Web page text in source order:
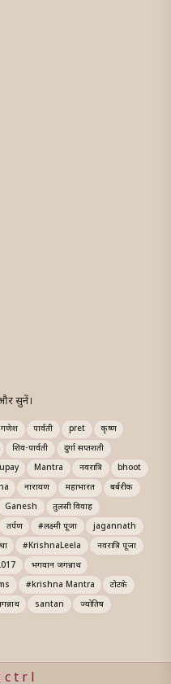
और सुनें।
गणेश पार्वती pret
कृष्ण
शिव-पार्वती
दुर्गा सप्तशती
upay Mantra नवरात्रि
bhoot
नारायण महाभारत
बर्बरीक
Ganesh
तुलसी विवाह
तर्पण #लक्ष्मी पूजा
jagannath
#KrishnaLeela
नवरात्रि पूजा
भगवान जगन्नाथ
#krishna Mantra
टोटके
santan
ज्योतिष